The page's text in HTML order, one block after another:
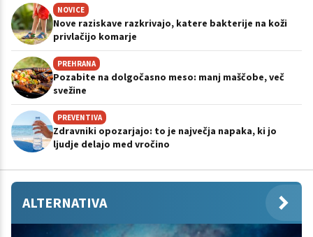
NOVICE
Nove raziskave razkrivajo, katere bakterije na koži
privlačijo komarje
PREHRANA
Pozabite na dolgočasno meso: manj maščobe, več
svežine
PREVENTIVA
Zdravniki opozarjajo: to je največja napaka, ki jo
ljudje delajo med vročino
ALTERNATIVA